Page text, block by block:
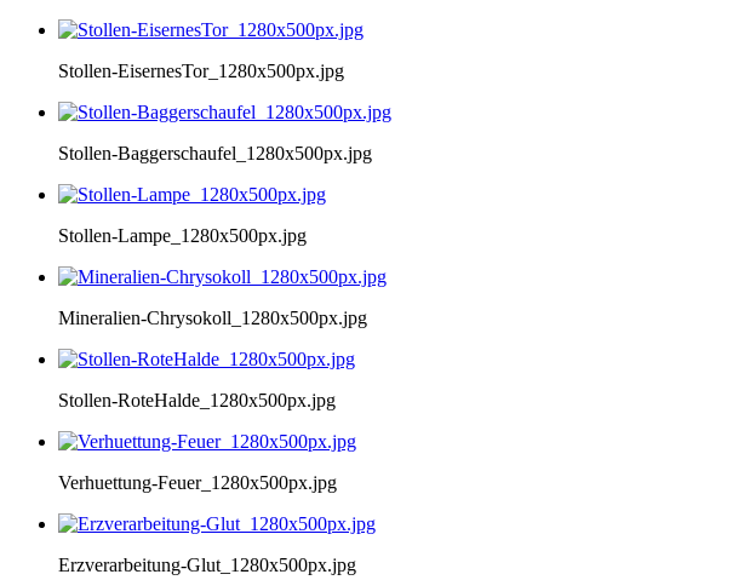
Stollen-EisernesTor_1280x500px.jpg
Stollen-Baggerschaufel_1280x500px.jpg
Stollen-Lampe_1280x500px.jpg
Mineralien-Chrysokoll_1280x500px.jpg
Stollen-RoteHalde_1280x500px.jpg
Verhuettung-Feuer_1280x500px.jpg
Erzverarbeitung-Glut_1280x500px.jpg